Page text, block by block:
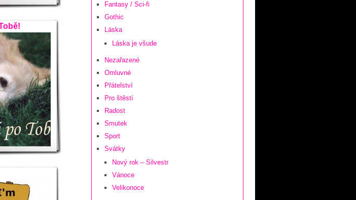
Fantasy / Sci-fi
Gothic
Láska
Láska je všude
Nezařazené
Omluvné
Přátelství
Pro štěstí
Radost
Smutek
Sport
Svátky
Nový rok – Silvestr
Vánoce
Velikonoce